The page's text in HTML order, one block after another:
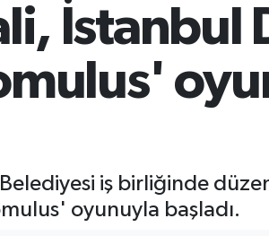
İstanbul
iş birliğinde
oyunuyla başladı.